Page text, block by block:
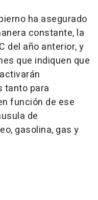
ha asegurado
constante, la
del año anterior, y
que indiquen que
tanto para
función de ese
de
gasolina, gas y